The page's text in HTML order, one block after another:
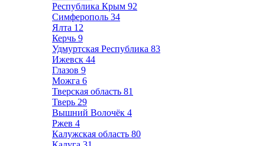
Республика Крым 92
Симферополь 34
Ялта 12
Керчь 9
Удмуртская Республика 83
Ижевск 44
Глазов 9
Можга 6
Тверская область 81
Тверь 29
Вышний Волочёк 4
Ржев 4
Калужская область 80